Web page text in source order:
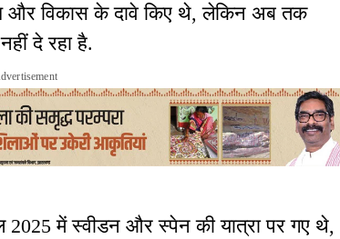
और विकास के दावे किए थे, लेकिन अब तक
दे रहा है.
2025 में स्वीडन और स्पेन की यात्रा पर गए थे,